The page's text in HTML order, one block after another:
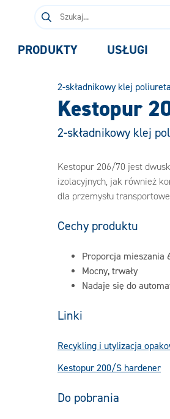
Szukaj:
PRODUKTY USŁUGI
2-składnikowy klej
Kestopur
2-składnikowy klej
Kestopur 206/70 jest
izolacyjnych, jak również
dla przemysłu
Cechy produktu
Proporcja mieszania
Mocny, trwały
Nadaje się do
Linki
Recykling i utylizacja
Kestopur 200/S hardener
Do pobrania